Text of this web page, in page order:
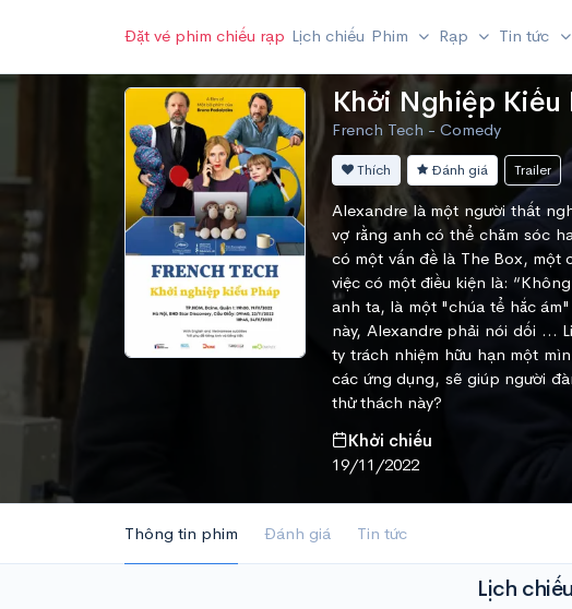
Đặt vé phim chiếu rạp Lịch chiếu Phim Rạp Tin tức
Khởi Nghiệp Kiểu
French Tech - Comedy
Thích Đánh giá Trailer
Alexandre là một người thất
vợ rằng anh có thể chăm sóc
có một vấn đề là The Box, một
việc có một điều kiện là:
anh ta, là một "chúa tể hắc
này, Alexandre phải nói dối ...
ty trách nhiệm hữu hạn một
các ứng dụng, sẽ giúp người
thử thách này?
Khởi chiếu
19/11/2022
Thông tin phim Đánh giá Tin tức
Lịch chiếu